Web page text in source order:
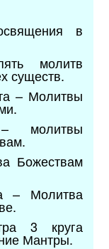
в
молитв
существ.
– Молитвы
молитвы
Божествам
– Молитва
3 круга
Мантры.